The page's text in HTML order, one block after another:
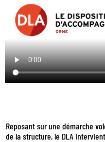
Reposant sur une démarche
de la structure, le DLA